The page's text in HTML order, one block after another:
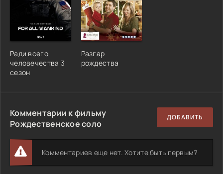
Ради всего
человечества 3
сезон
Разгар
рождества
Комментарии к фильму
Рождественское соло
ДОБАВИТЬ
Комментариев еще нет. Хотите быть первым?